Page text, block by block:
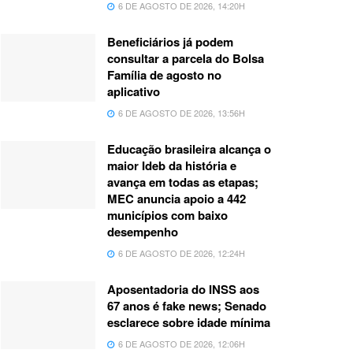
6 DE AGOSTO DE 2026, 14:20H
Beneficiários já podem
consultar a parcela do Bolsa
Família de agosto no
aplicativo
6 DE AGOSTO DE 2026, 13:56H
Educação brasileira alcança o
maior Ideb da história e
avança em todas as etapas;
MEC anuncia apoio a 442
municípios com baixo
desempenho
6 DE AGOSTO DE 2026, 12:24H
Aposentadoria do INSS aos
67 anos é fake news; Senado
esclarece sobre idade mínima
6 DE AGOSTO DE 2026, 12:06H